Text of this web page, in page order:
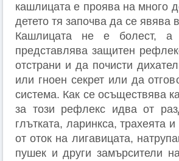
кашлицата е проява на много
детето тя започва да се явява
Кашлицата не е болест, а
представлява защитен
отстрани и да почисти
или гноен секрет или да
система. Как се осъществява
за този рефлекс идва от
глътката, ларинкса, трахеята
от оток на лигавицата,
пушек и други замърсители